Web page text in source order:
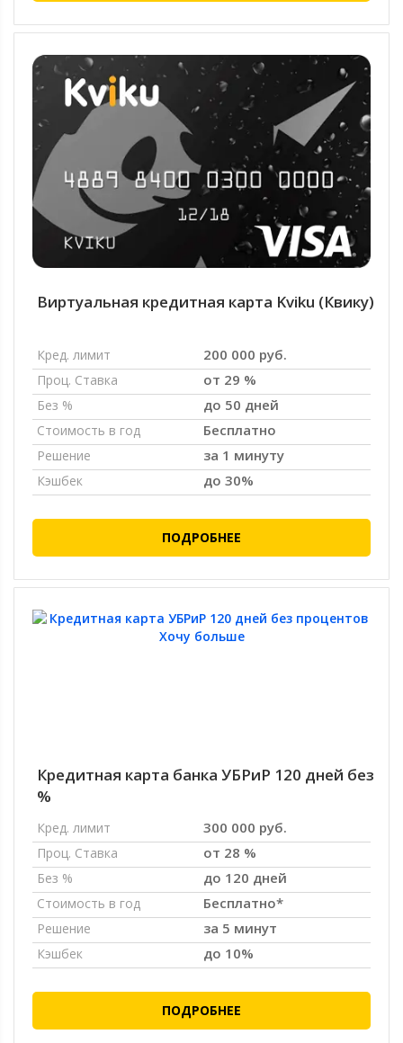
Виртуальная кредитная карта Kviku (Квику)
Кред. лимит 200 000 руб.
Проц. Ставка от 29 %
Без % до 50 дней
Стоимость в год Бесплатно
Решение за 1 минуту
Кэшбек до 30%
ПОДРОБНЕЕ
Кредитная карта банка УБРиР 120 дней без
%
Кред. лимит 300 000 руб.
Проц. Ставка от 28 %
Без % до 120 дней
Стоимость в год Бесплатно*
Решение за 5 минут
Кэшбек до 10%
ПОДРОБНЕЕ